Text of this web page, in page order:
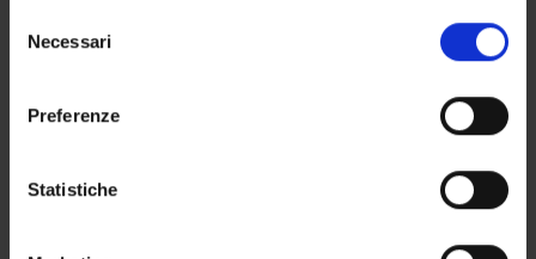
modificare o revocare il proprio consenso in qualsiasi
momento dalla Dichiarazione sui cookie o facendo clic
raccogliere informazioni sulla tua posizione
geografica, con un'approssimazione di qualche
delNecessari
Preferenze
Statistiche
Allegati
Progetto